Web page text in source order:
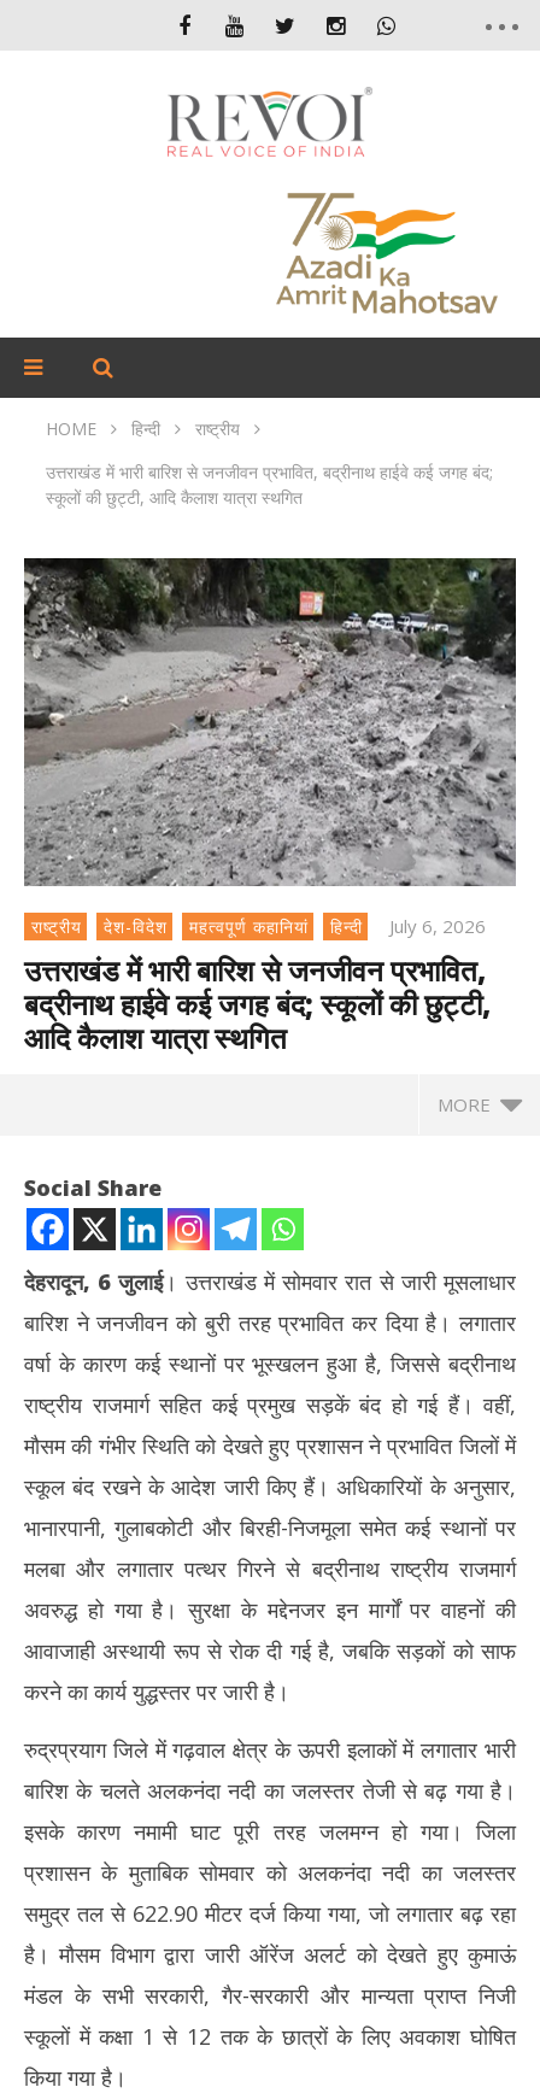
HOME हिन्दी
राष्ट्रीय
उत्तराखंड में भारी बारिश से जनजीवन प्रभावित, बद्रीनाथ हाईवे कई जगह बंद;
स्कूलों की छुट्टी, आदि कैलाश यात्रा स्थगित
राष्ट्रीय देश-विदेश महत्वपूर्ण कहानियां हिन्दी July 6, 2026
उत्तराखंड में भारी बारिश से जनजीवन प्रभावित,
बद्रीनाथ हाईवे कई जगह बंद; स्कूलों की छुट्टी,
आदि कैलाश यात्रा स्थगित
MORE
NOW VIEWING
उत्तराखंड में भारी बारिश से जनजीवन प्रभावित, बद्रीनाथ हाईवे कई जगह बंद;
स्कूलों की छुट्टी, आदि कैलाश यात्रा स्थगित
July
6,
2026
6,
Social Share
देहरादून, 6 जुलाई। उत्तराखंड में सोमवार रात से जारी मूसलाधार
बारिश ने जनजीवन को बुरी तरह प्रभावित कर दिया है। लगातार
वर्षा के कारण कई स्थानों पर भूस्खलन हुआ है, जिससे बद्रीनाथ
राष्ट्रीय राजमार्ग सहित कई प्रमुख सड़कें बंद हो गई हैं। वहीं,
मौसम की गंभीर स्थिति को देखते हुए प्रशासन ने प्रभावित जिलों में
स्कूल बंद रखने के आदेश जारी किए हैं। अधिकारियों के अनुसार,
भानारपानी, गुलाबकोटी और बिरही-निजमूला समेत कई स्थानों पर
मलबा और लगातार पत्थर गिरने से बद्रीनाथ राष्ट्रीय राजमार्ग
अवरुद्ध हो गया है। सुरक्षा के मद्देनजर इन मार्गों पर वाहनों की
आवाजाही अस्थायी रूप से रोक दी गई है, जबकि सड़कों को साफ
करने का कार्य युद्धस्तर पर जारी है।
रुद्रप्रयाग जिले में गढ़वाल क्षेत्र के ऊपरी इलाकों में लगातार भारी
बारिश के चलते अलकनंदा नदी का जलस्तर तेजी से बढ़ गया है।
इसके कारण नमामी घाट पूरी तरह जलमग्न हो गया। जिला
प्रशासन के मुताबिक सोमवार को अलकनंदा नदी का जलस्तर
समुद्र तल से 622.90 मीटर दर्ज किया गया, जो लगातार बढ़ रहा
है। मौसम विभाग द्वारा जारी ऑरेंज अलर्ट को देखते हुए कुमाऊं
मंडल के सभी सरकारी, गैर-सरकारी और मान्यता प्राप्त निजी
स्कूलों में कक्षा 1 से 12 तक के छात्रों के लिए अवकाश घोषित
किया गया है।